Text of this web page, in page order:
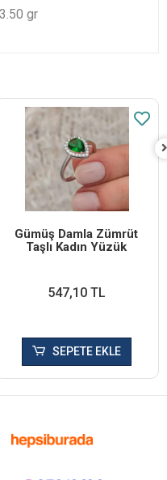
gr
Gümüş Damla Zümrüt
Taşlı Kadın Yüzük
547,10 TL
SEPETE EKLE